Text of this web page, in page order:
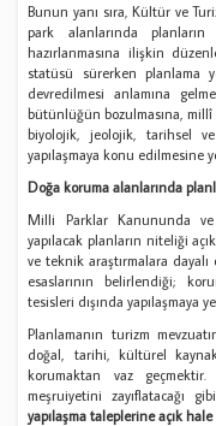
Bunun yanı sıra, Kültür ve
park alanlarında
hazırlanmasına ilişkin
statüsü sürerken planlama
devredilmesi anlamına
bütünlüğün bozulmasına,
biyolojik, jeolojik, tarihsel
yapılaşmaya konu edilmesine
Doğa koruma alanlarında
Milli Parklar Kanununda
yapılacak planların niteliği
ve teknik araştırmalara
esaslarının belirlendiği;
tesisleri dışında yapılaşmaya
Planlamanın turizm
doğal, tarihi, kültürel
korumaktan vaz
meşruiyetini zayıflatacağı
yapılaşma taleplerine açık